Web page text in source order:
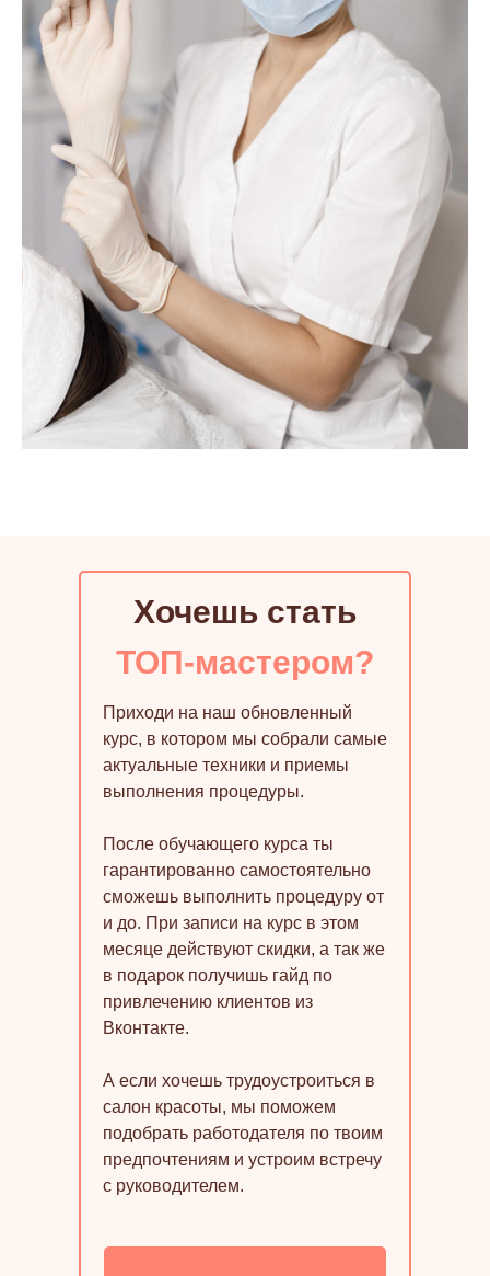
Хочешь стать
ТОП-мастером?
Приходи на наш обновленный
курс, в котором мы собрали самые
актуальные техники и приемы
выполнения процедуры.
После обучающего курса ты
гарантированно самостоятельно
сможешь выполнить процедуру от
и до. При записи на курс в этом
месяце действуют скидки, а так же
в подарок получишь гайд по
привлечению клиентов из
Вконтакте.
А если хочешь трудоустроиться в
салон красоты, мы поможем
подобрать работодателя по твоим
предпочтениям и устроим встречу
с руководителем.